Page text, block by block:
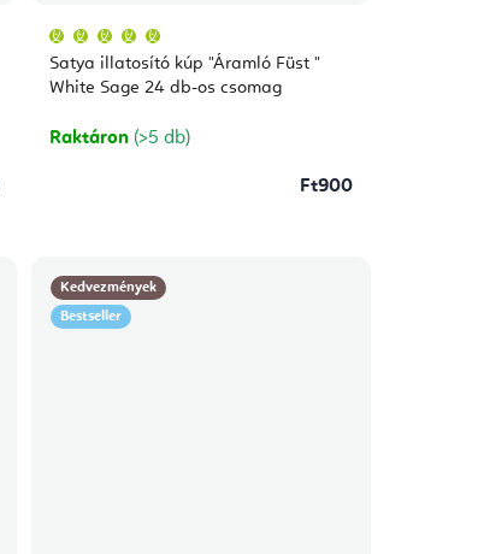
Satya illatosító kúp "Áramló Füst "
White Sage 24 db-os csomag
átlagos
értékelése
5-
csillag.
Raktáron (>5 db)
Ft900
Kedvezmények
Bestseller